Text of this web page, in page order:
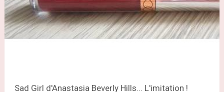
Sad Girl d'Anastasia Beverly Hills... L'imitation !